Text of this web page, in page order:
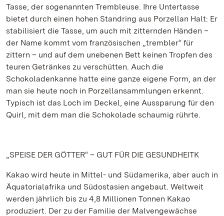
Tasse, der sogenannten Trembleuse. Ihre Untertasse
bietet durch einen hohen Standring aus Porzellan Halt: Er
stabilisiert die Tasse, um auch mit zitternden Händen –
der Name kommt vom französischen „trembler“ für
zittern – und auf dem unebenen Bett keinen Tropfen des
teuren Getränkes zu verschütten. Auch die
Schokoladenkanne hatte eine ganze eigene Form, an der
man sie heute noch in Porzellansammlungen erkennt.
Typisch ist das Loch im Deckel, eine Aussparung für den
Quirl, mit dem man die Schokolade schaumig rührte.
„SPEISE DER GÖTTER“ – GUT FÜR DIE GESUNDHEITK
Kakao wird heute in Mittel- und Südamerika, aber auch in
Äquatorialafrika und Südostasien angebaut. Weltweit
werden jährlich bis zu 4,8 Millionen Tonnen Kakao
produziert. Der zu der Familie der Malvengewächse